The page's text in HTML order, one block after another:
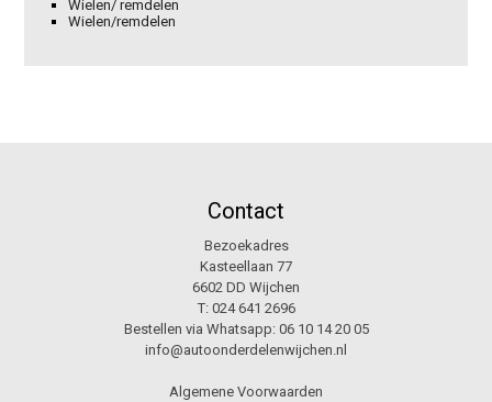
Wielen/ remdelen
Wielen/remdelen
Contact
Bezoekadres
Kasteellaan 77
6602 DD Wijchen
T: 024 641 2696
Bestellen via Whatsapp: 06 10 14 20 05
info@autoonderdelenwijchen.nl
Algemene Voorwaarden